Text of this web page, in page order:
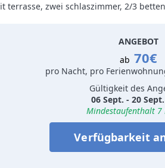
terrasse, zwei schlaszimmer, 2/3
ANGEBOT
ab70€
pro Nacht, pro
Gültigkeit des
06 Sept. - 20
Mindestaufenthalt 7
Verfügbarkeit